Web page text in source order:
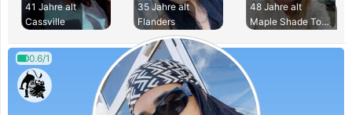
41 Jahre alt
Cassville
35 Jahre alt
Flanders
48 Jahre alt
Maple Shade Townsh
0.6/1